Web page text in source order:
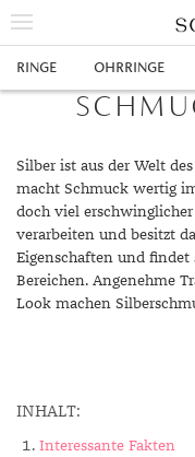
% SALE
SCHMUCK
HERRENRINGE
SWAROVSKI RINGE
GOLDRINGE
WEISSGOLD RINGE
PLATINRINGE
OHRRINGE
OHRHÄNGER
OHRSTECKER
GOLDOHRRINGE
ARMBÄNDER
ANKERARMBÄNDER
HALSKETTEN
SILBERKETTEN
ACHAT
METALLE &
DAMENUHREN
ANHÄNGER
RINGE OHRRINGE
Silber ist aus der Welt
macht Schmuck wertig
doch viel erschwinglicher
verarbeiten und besitzt
Eigenschaften und
Bereichen. Angenehme
Look machen
INHALT:
Interessante Fakten